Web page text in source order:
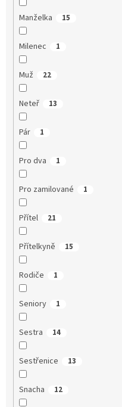
Manželka 15
Milenec 1
Muž 22
Neteř 13
Pár 1
Pro dva 1
Pro zamilované 1
Přítel 21
Přítelkyně 15
Rodiče 1
Seniory 1
Sestra 14
Sestřenice 13
Snacha 12